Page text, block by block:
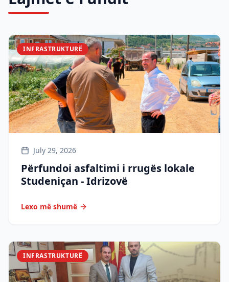
INFRASTRUKTURË
July 29, 2026
Përfundoi asfaltimi i rrugës lokale
Studeniçan - Idrizovë
Lexo më shumë
INFRASTRUKTURË